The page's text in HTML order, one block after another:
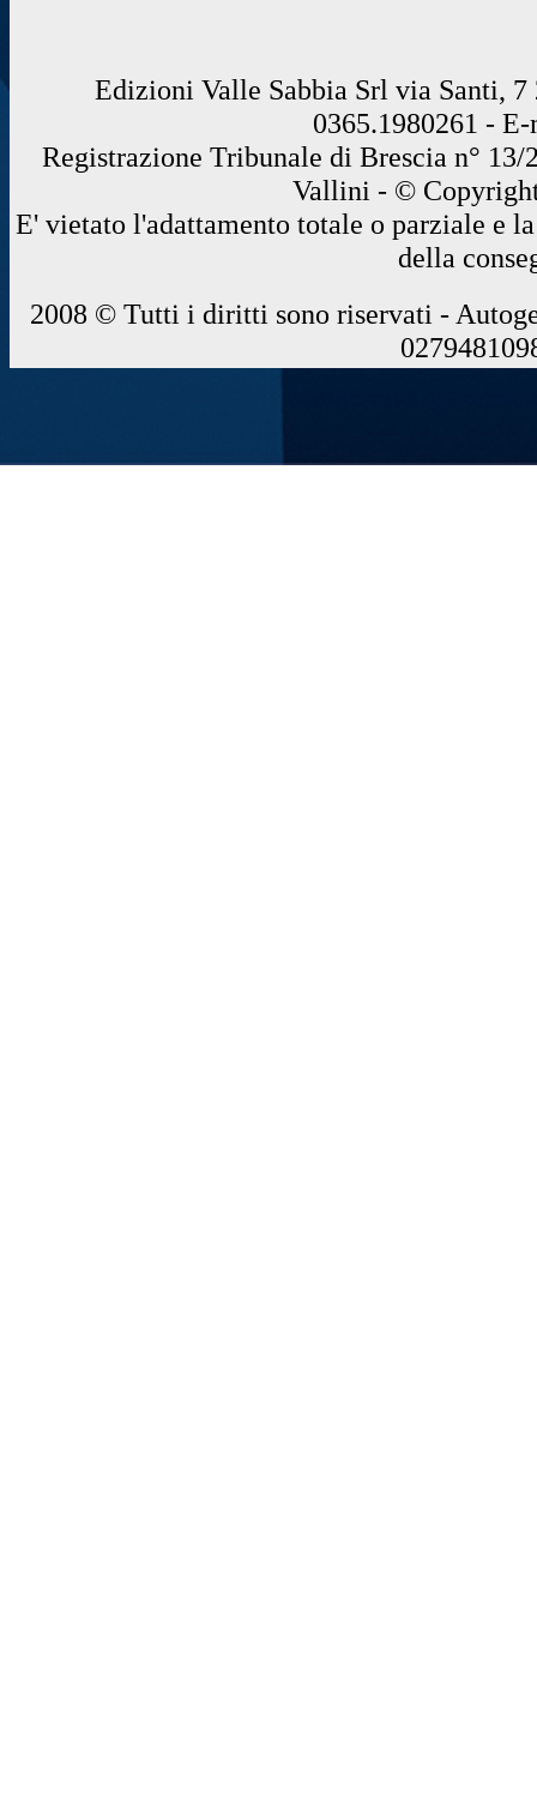
Edizioni Valle Sabbia Srl via Santi, 7
0365.1980261 -
Registrazione Tribunale di Brescia n°
Vallini - ©
E' vietato l'adattamento totale o parziale e
della
2008 © Tutti i diritti sono riservati -